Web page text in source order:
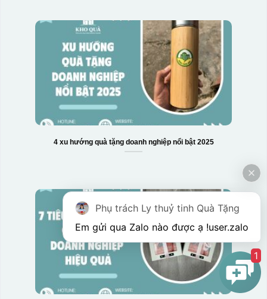
4 xu hướng quà tặng doanh nghiệp nổi bật 2025
Phụ trách Ly thuỷ tinh Quà Tặng
Em gửi qua Zalo nào được ạ !user.zalo
1